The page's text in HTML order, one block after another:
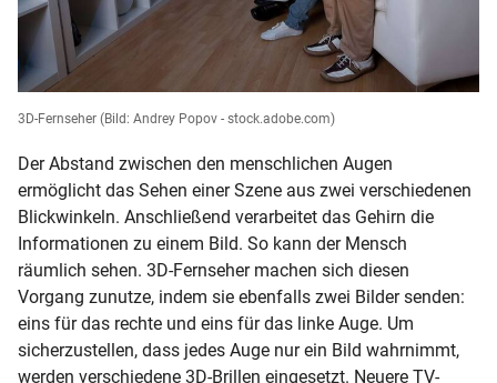
3D-Fernseher (Bild: Andrey Popov - stock.adobe.com)
Der Abstand zwischen den menschlichen Augen
ermöglicht das Sehen einer Szene aus zwei verschiedenen
Blickwinkeln. Anschließend verarbeitet das Gehirn die
Informationen zu einem Bild. So kann der Mensch
räumlich sehen. 3D-Fernseher machen sich diesen
Vorgang zunutze, indem sie ebenfalls zwei Bilder senden:
eins für das rechte und eins für das linke Auge. Um
sicherzustellen, dass jedes Auge nur ein Bild wahrnimmt,
werden verschiedene 3D-Brillen eingesetzt. Neuere TV-